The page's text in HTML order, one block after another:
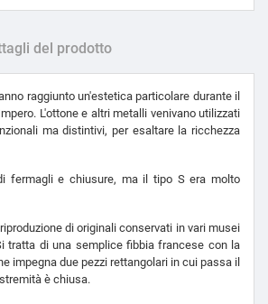
del prodotto
raggiunto un'estetica particolare durante il
L'ottone e altri metalli venivano utilizzati
ma distintivi, per esaltare la ricchezza
fermagli e chiusure, ma il tipo S era molto
di originali conservati in vari musei
tratta di una semplice fibbia francese con la
impegna due pezzi rettangolari in cui passa il
è chiusa.